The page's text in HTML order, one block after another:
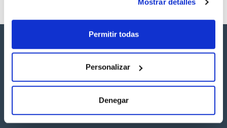
Mostrar detalles
Permitir todas
Personalizar
Denegar
Síguenos: